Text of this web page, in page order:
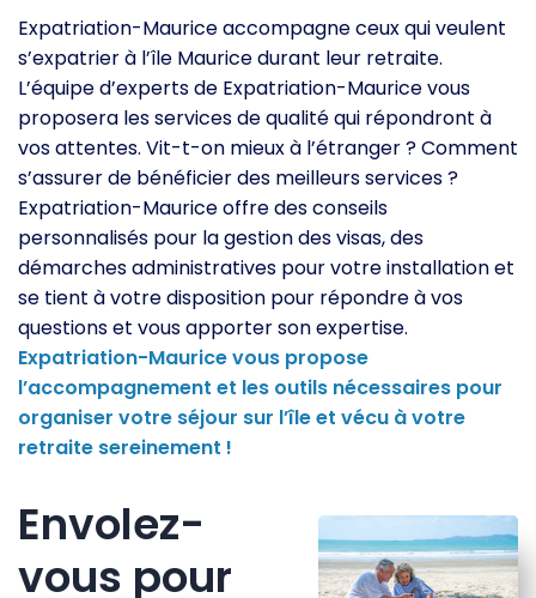
Expatriation-Maurice accompagne ceux qui veulent
s’expatrier à l’île Maurice durant leur retraite.
L’équipe d’experts de Expatriation-Maurice vous
proposera les services de qualité qui répondront à
vos attentes. Vit-t-on mieux à l’étranger ? Comment
s’assurer de bénéficier des meilleurs services ?
Expatriation-Maurice offre des conseils
personnalisés pour la gestion des visas, des
démarches administratives pour votre installation et
se tient à votre disposition pour répondre à vos
questions et vous apporter son expertise.
Expatriation-Maurice vous propose
l’accompagnement et les outils nécessaires pour
organiser votre séjour sur l’île et vécu à votre
retraite sereinement !
Envolez-
vous pour